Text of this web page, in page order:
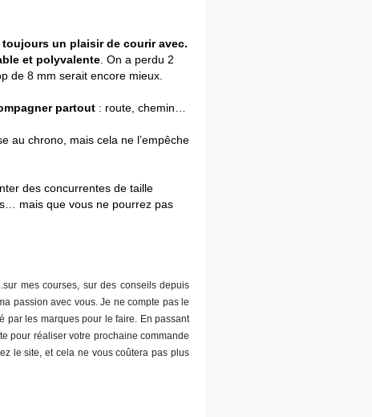
toujours un plaisir de courir avec.
et polyvalente . On a perdu 2
de 8 mm serait encore mieux.
partout : route, chemin…
au chrono, mais cela ne l’empêche
des concurrentes de taille
mais que vous ne pourrez pas
mes courses, sur des conseils depuis
passion avec vous. Je ne compte pas le
par les marques pour le faire. En passant
pour réaliser votre prochaine commande
le site, et cela ne vous coûtera pas plus